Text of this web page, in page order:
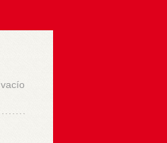
vacío